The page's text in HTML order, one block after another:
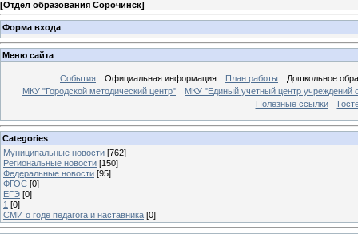
[Отдел образования Сорочинск]
Форма входа
Меню сайта
События Официальная информация План работы
Дошкольное
МКУ "Городской методический центр"
МКУ "Единый учетный центр учреждений
Полезные ссылки
Categories
Муниципальные новости [762]
Региональные новости [150]
Федеральные новости [95]
ФГОС [0]
ЕГЭ [0]
1 [0]
СМИ о годе педагога и наставника [0]